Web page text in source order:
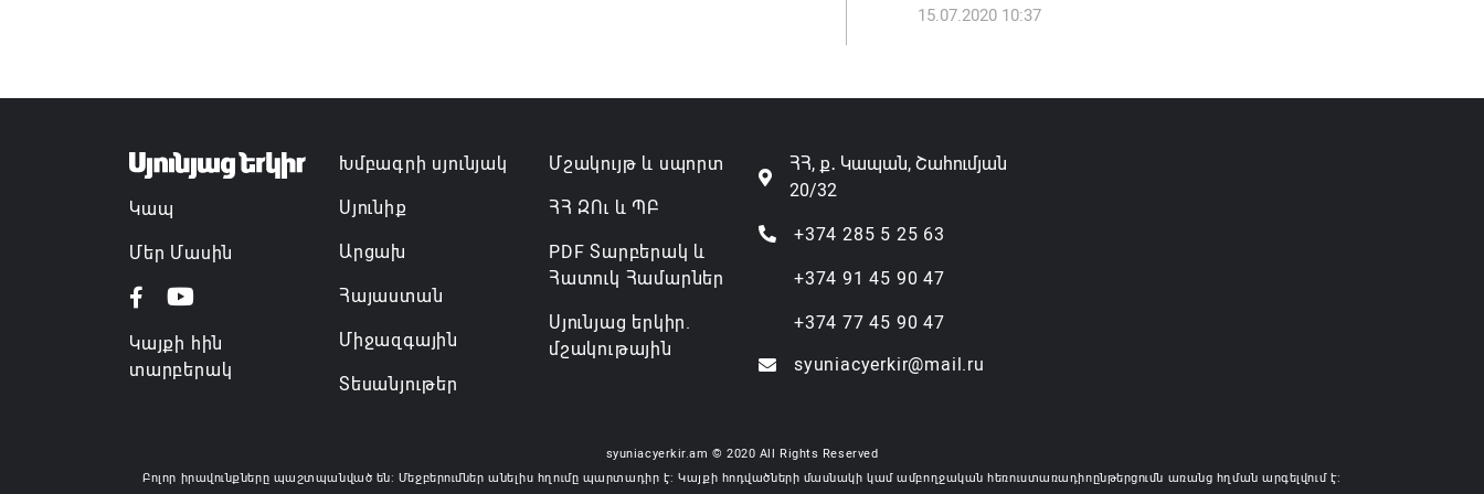
ազատվել է պաշտոնից
նախարարությունների անվանումները
15.07.2020 10:37
Կապ
Մեր Մասին
Կայքի հին
տարբերակ
Խմբագրի սյունյակ
Սյունիք
Արցախ
Հայաստան
Միջազգային
Տեսանյութեր
Մշակույթ և սպորտ
ՀՀ ԶՈւ և ՊԲ
PDF Տարբերակ և
Հատուկ Համարներ
Սյունյաց երկիր.
մշակութային
ՀՀ, ք․ Կապան, Շահումյան
20/32
+374 285 5 25 63
+374 91 45 90 47
+374 77 45 90 47
syuniacyerkir@mail.ru
syuniacyerkir.am © 2020 All Rights Reserved
Բոլոր իրավունքները պաշտպանված են: Մեջբերումներ անելիս հղումը պարտադիր է: Կայքի հոդվածների մասնակի կամ ամբողջական հեռուստառադիոընթերցումն առանց հղման արգելվում է: